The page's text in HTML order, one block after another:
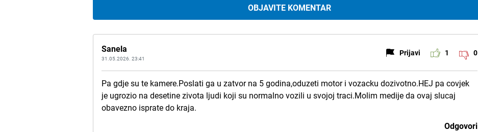
OBJAVITE KOMENTAR
Sanela
31.05.2026. 23:41
Prijavi 1 0
Pa gdje su te kamere.Poslati ga u zatvor na 5 godina,oduzeti motor i vozacku dozivotno.HEJ pa covjek
je ugrozio na desetine zivota ljudi koji su normalno vozili u svojoj traci.Molim medije da ovaj slucaj
obavezno isprate do kraja.
Odgovori